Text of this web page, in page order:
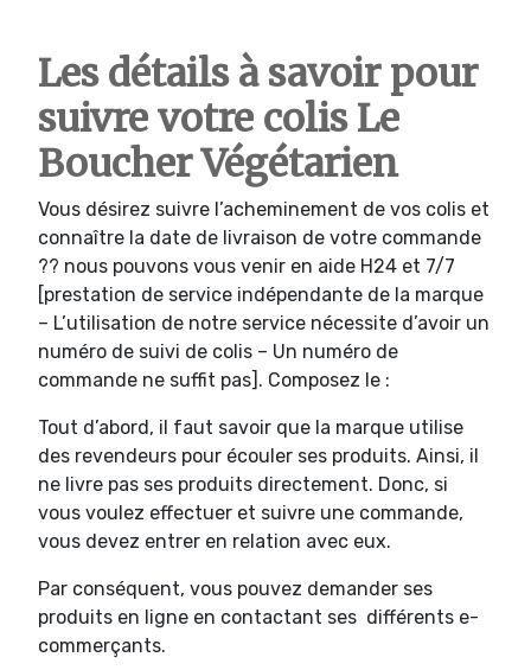
Les détails à savoir pour
suivre votre colis Le
Boucher Végétarien
Vous désirez suivre l’acheminement de vos colis et
connaître la date de livraison de votre commande
?? nous pouvons vous venir en aide H24 et 7/7
[prestation de service indépendante de la marque
– L’utilisation de notre service nécessite d’avoir un
numéro de suivi de colis – Un numéro de
commande ne suffit pas]. Composez le :
Tout d’abord, il faut savoir que la marque utilise
des revendeurs pour écouler ses produits. Ainsi, il
ne livre pas ses produits directement. Donc, si
vous voulez effectuer et suivre une commande,
vous devez entrer en relation avec eux.
Par conséquent, vous pouvez demander ses
produits en ligne en contactant ses différents e-
commerçants.